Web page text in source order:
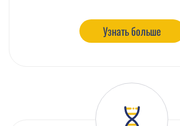
Узнать больше